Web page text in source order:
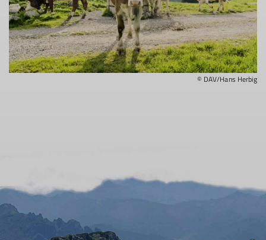
© DAV/Hans Herbig